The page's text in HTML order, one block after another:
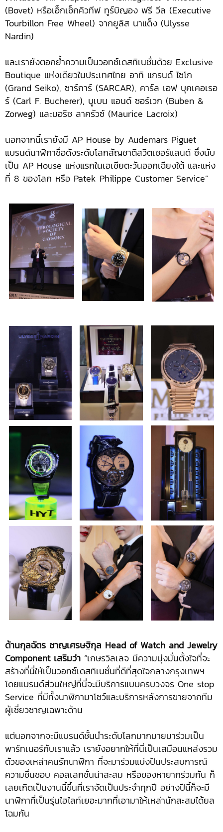
(Bovet) หรือเอ็กเซ็กคิวทีฟ ทูร์บิญอง ฟรี วีล (Executive
Tourbillon Free Wheel) จากยูลิส นาแด็ง (Ulysse
Nardin)
และเรายังตอกย้ำความเป็นวอทช์เดสทิเนชั่นด้วย Exclusive
Boutique แห่งเดียวในประเทศไทย อาทิ แกรนด์ ไซโก
(Grand Seiko), ซาร์การ์ (SARCAR), คาร์ล เอฟ บุคเคอเรอ
ร์ (Carl F. Bucherer), บูเบน แอนด์ ซอร์เวก (Buben &
Zorweg) และมอริซ ลาครัวซ์ (Maurice Lacroix)
นอกจากนี้เรายังมี AP House by Audemars Piguet
แบรนด์นาฬิกาชื่อดังระดับโลกสัญชาติสวิตเซอร์แลนด์ ซึ่งนับ
เป็น AP House แห่งแรกในเอเชียตะวันออกเฉียงใต้ และแห่ง
ที่ 8 ของโลก หรือ Patek Philippe Customer Service”
ด้านกุลฉัตร ชาญเศรษฐิกุล Head of Watch and Jewelry
Component เสริมว่า “เกษรวิลเลจ มีความมุ่งมั่นตั้งใจที่จะ
สร้างที่นี่ให้เป็นวอทช์เดสทิเนชั่นที่ดีที่สุดใจกลางกรุงเทพฯ
โดยแบรนด์ส่วนใหญ่ที่นี่จะมีบริการแบบครบวงจร One stop
Service ที่มีทั้งนาฬิกามาโชว์และบริการหลังการขายจากทีม
ผู้เชี่ยวชาญเฉพาะด้าน
แต่นอกจากจะมีแบรนด์ชั้นนำระดับโลกมากมายมาร่วมเป็น
พาร์ทเนอร์กับเราแล้ว เรายังอยากให้ที่นี่เป็นเสมือนแหล่งรวม
ตัวของเหล่าคนรักนาฬิกา ที่จะมาร่วมแบ่งปันประสบการณ์
ความชื่นชอบ คอลเลกชั่นน่าสะสม หรือของหายากร่วมกัน ก็
เลยเกิดเป็นงานนี้ขึ้นที่เราจัดเป็นประจำทุกปี อย่างปีนี้ก็จะมี
นาฬิกาที่เป็นรุ่นไฮไลท์เยอะมากที่เอามาให้เหล่านักสะสมได้ยล
โฉมกัน